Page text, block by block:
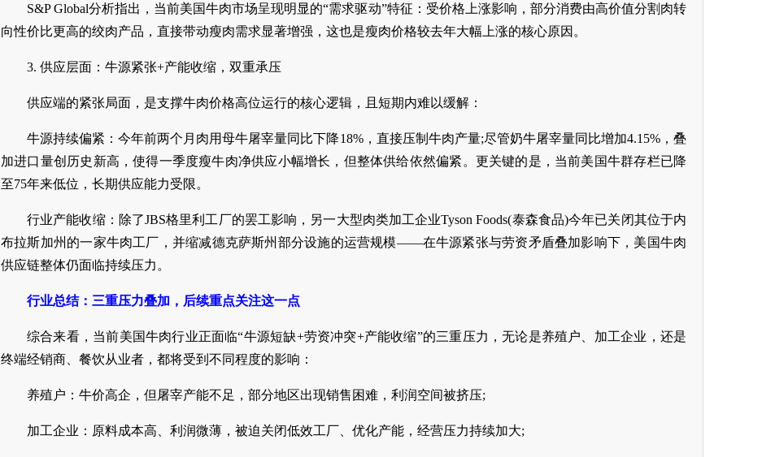
S&P Global分析指出，当前美国牛肉市场呈现明显的“需求驱动”特征：受价格上涨影响，部分消费由高价值分割肉转
向性价比更高的绞肉产品，直接带动瘦肉需求显著增强，这也是瘦肉价格较去年大幅上涨的核心原因。
3. 供应层面：牛源紧张+产能收缩，双重承压
供应端的紧张局面，是支撑牛肉价格高位运行的核心逻辑，且短期内难以缓解：
牛源持续偏紧：今年前两个月肉用母牛屠宰量同比下降18%，直接压制牛肉产量;尽管奶牛屠宰量同比增加4.15%，叠
加进口量创历史新高，使得一季度瘦牛肉净供应小幅增长，但整体供给依然偏紧。更关键的是，当前美国牛群存栏已降
至75年来低位，长期供应能力受限。
行业产能收缩：除了JBS格里利工厂的罢工影响，另一大型肉类加工企业Tyson Foods(泰森食品)今年已关闭其位于内
布拉斯加州的一家牛肉工厂，并缩减德克萨斯州部分设施的运营规模——在牛源紧张与劳资矛盾叠加影响下，美国牛肉
供应链整体仍面临持续压力。
行业总结：三重压力叠加，后续重点关注这一点
综合来看，当前美国牛肉行业正面临“牛源短缺+劳资冲突+产能收缩”的三重压力，无论是养殖户、加工企业，还是
终端经销商、餐饮从业者，都将受到不同程度的影响：
养殖户：牛价高企，但屠宰产能不足，部分地区出现销售困难，利润空间被挤压;
加工企业：原料成本高、利润微薄，被迫关闭低效工厂、优化产能，经营压力持续加大;